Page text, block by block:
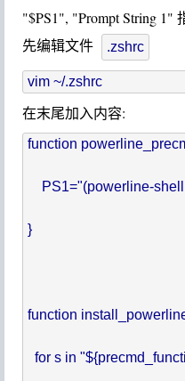
"$PS1", "Prompt String 1"
先编辑文件
.zshrc
在末尾加入内容:
function
PS1="(powerline-shell
}
function
for s in